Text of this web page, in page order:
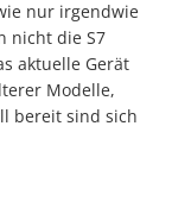
nur irgendwie
nicht die S7
aktuelle Gerät
Modelle,
bereit sind sich